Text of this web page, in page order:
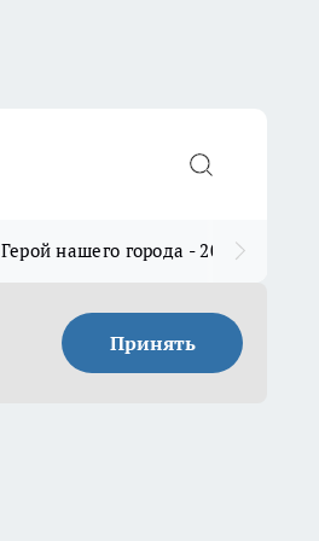
Герой нашего города - 2025
Принять